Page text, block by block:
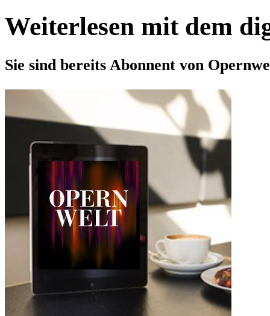
Weiterlesen mit dem
Sie sind bereits Abonnent von